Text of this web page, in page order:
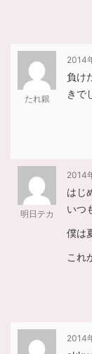
たれ銀
2014
負け
きで
明日テカ
2014
はじ
いつ
僕は
これ
2014